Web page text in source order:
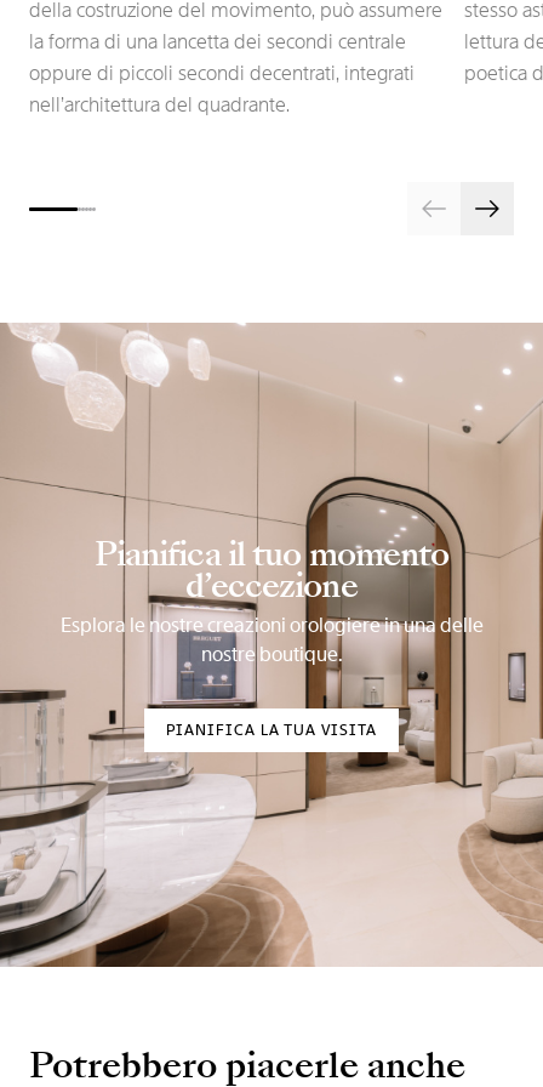
della costruzione del movimento, può assumere
la forma di una lancetta dei secondi centrale
oppure di piccoli secondi decentrati, integrati
nell’architettura del quadrante.
stesso
lettura
poetica
Pianifica il tuo momento
d’eccezione
Esplora le nostre creazioni orologiere in una delle
nostre boutique.
PIANIFICA LA TUA VISITA
Potrebbero piacerle anche